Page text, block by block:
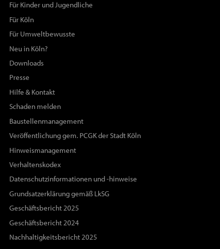
Für Kinder und Jugendliche
Für Köln
Für Umweltbewusste
Neu in Köln?
Downloads
Presse
Hilfe & Kontakt
Schaden melden
Baustellenmanagement
Veröffentlichung gem. PCGK der Stadt Köln
Hinweismanagement
Verhaltenskodex
Datenschutzinformationen und -hinweise
Grundsatzerklärung gemäß LkSG
Geschäftsbericht 2025
Geschäftsbericht 2024
Nachhaltigkeitsbericht 2025